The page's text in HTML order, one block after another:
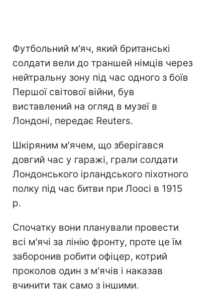
Футбольний м'яч, який британські
солдати вели до траншей німців через
нейтральну зону під час одного з боїв
Першої світової війни, був
виставлений на огляд в музеї в
Лондоні, передає Reuters.
Шкіряним м'ячем, що зберігався
довгий час у гаражі, грали солдати
Лондонського ірландського піхотного
полку під час битви при Лоосі в 1915
р.
Спочатку вони планували провести
всі м'ячі за лінію фронту, проте це їм
заборонив робити офіцер, котрий
проколов один з м'ячів і наказав
вчинити так само з іншими.